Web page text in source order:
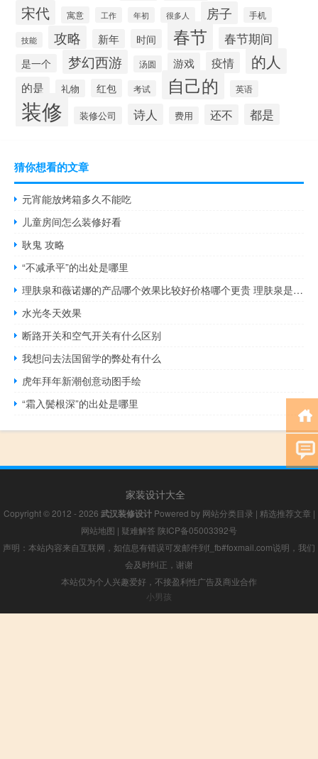
宋代 寓意 工作 年初 很多人 房子 手机
技能 攻略 新年 时间 春节 春节期间
是一个 梦幻西游 汤圆 游戏 疫情 的人
的是 礼物 红包 考试 自己的 英语
装修 装修公司 诗人 费用 还不 都是
猜你想看的文章
元宵能放烤箱多久不能吃
儿童房间怎么装修好看
耿鬼 攻略
“不减承平”的出处是哪里
理肤泉和薇诺娜的产品哪个效果比较好价格哪个更贵 理肤泉是哪个国家的品牌
水光冬天效果
断路开关和空气开关有什么区别
我想问去法国留学的弊处有什么
虎年拜年新潮创意动图手绘
“霜入鬓根深”的出处是哪里
家装设计大全
Copyright © 2012 - 2026 武汉装修设计Powered by 网站分类目录 | 精选推荐文章 |
网站地图 | 疑难解答 陕ICP备05003392号
声明：本站内容来自互联网，如信息有错误可发邮件到f_fb#foxmail.com说明，我们
会及时纠正，谢谢
本站仅为个人兴趣爱好，不接盈利性广告及商业合作
小男孩